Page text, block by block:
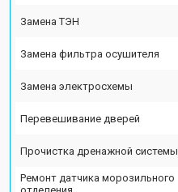
Замена ТЭН
Замена фильтра осушителя
Замена электросхемы
Перевешивание дверей
Прочистка дренажной системы
Ремонт датчика морозильного